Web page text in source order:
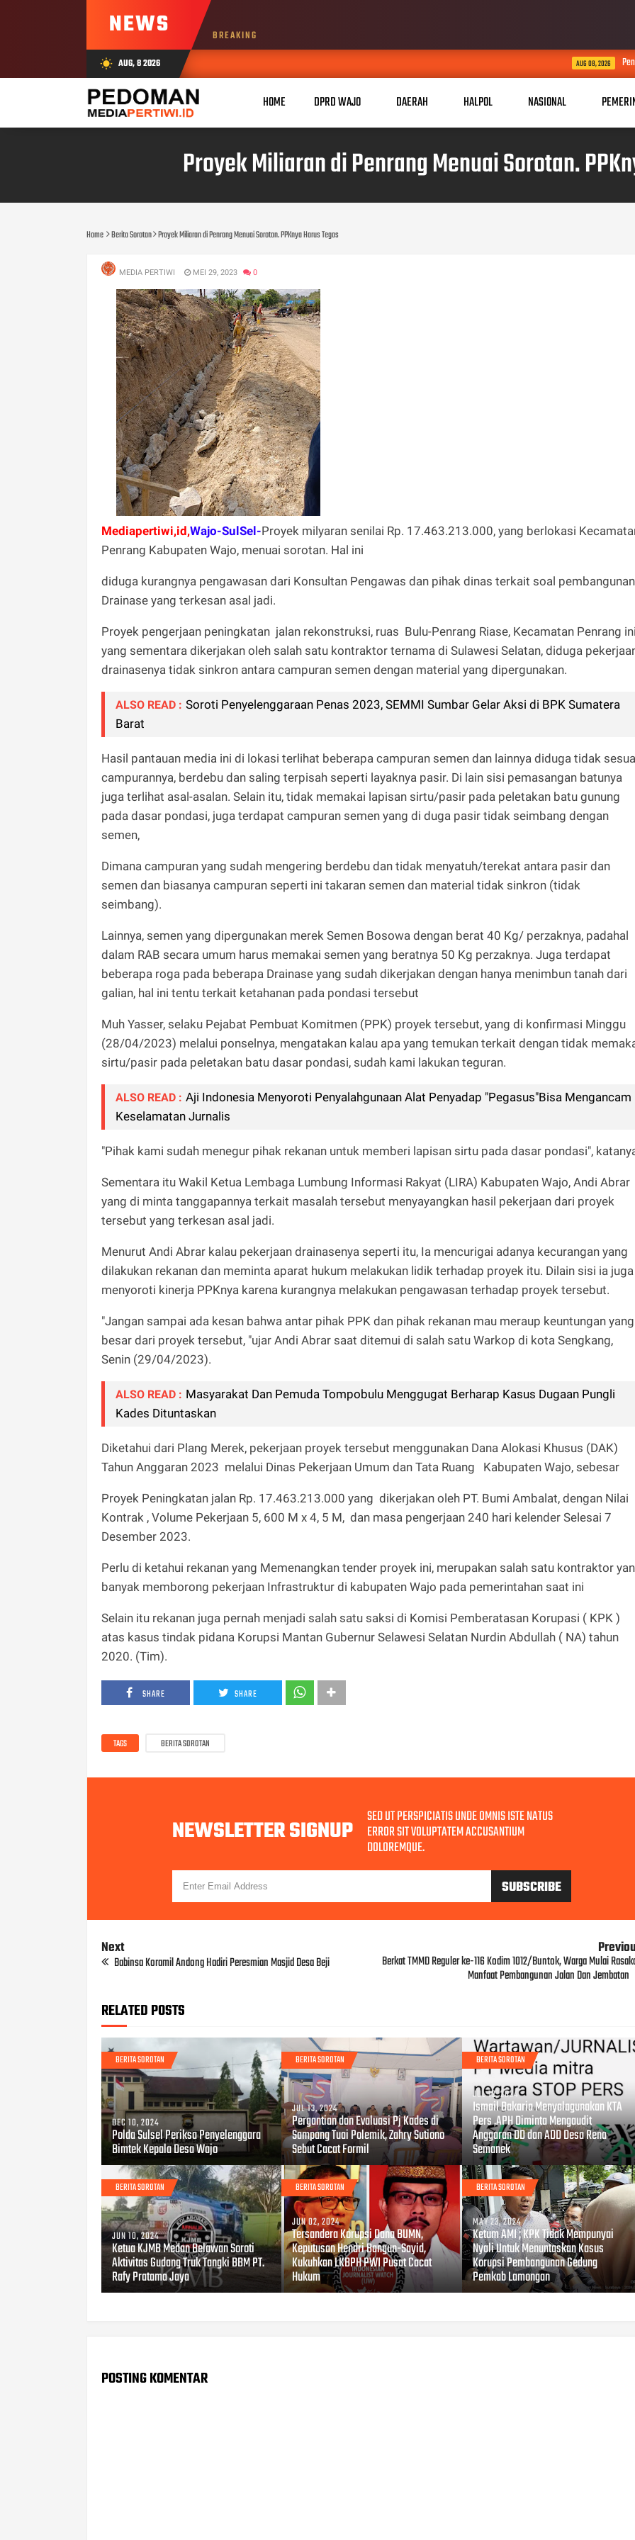
NEWS BREAKING
wb_sunny AUG, 8 2026 Pengacara Senior
HOME DPRD WAJO DAERAH HALPOL NASIONAL
Proyek Miliaran di Penrang Menuai Sorotan.
Home Berita Sorotan Proyek Miliaran di Penrang Menuai Sorotan. PPKnya Harus Tegas
MEDIA PERTIWI MEI 29, 2023 0
Mediapertiwi,id,Wajo-SulSel-Proyek milyaran senilai Rp. 17.463.213.000, yang berlokasi
Penrang Kabupaten Wajo, menuai sorotan. Hal ini
diduga kurangnya pengawasan dari Konsultan Pengawas dan pihak dinas terkait soal pembangunan
Drainase yang terkesan asal jadi.
Proyek pengerjaan peningkatan jalan rekonstruksi, ruas Bulu-Penrang Riase, Kecamatan Penrang
yang sementara dikerjakan oleh salah satu kontraktor ternama di Sulawesi Selatan, diduga
drainasenya tidak sinkron antara campuran semen dengan material yang dipergunakan.
ALSO READ : Soroti Penyelenggaraan Penas 2023, SEMMI Sumbar Gelar Aksi di BPK Sumatera
Barat
Hasil pantauan media ini di lokasi terlihat beberapa campuran semen dan lainnya diduga tidak
campurannya, berdebu dan saling terpisah seperti layaknya pasir. Di lain sisi pemasangan batunya
juga terlihat asal-asalan. Selain itu, tidak memakai lapisan sirtu/pasir pada peletakan batu gunung
pada dasar pondasi, juga terdapat campuran semen yang di duga pasir tidak seimbang dengan
semen,
Dimana campuran yang sudah mengering berdebu dan tidak menyatuh/terekat antara pasir dan
semen dan biasanya campuran seperti ini takaran semen dan material tidak sinkron (tidak
seimbang).
Lainnya, semen yang dipergunakan merek Semen Bosowa dengan berat 40 Kg/ perzaknya, padahal
dalam RAB secara umum harus memakai semen yang beratnya 50 Kg perzaknya. Juga terdapat
beberapa roga pada beberapa Drainase yang sudah dikerjakan dengan hanya menimbun tanah dari
galian, hal ini tentu terkait ketahanan pada pondasi tersebut
Muh Yasser, selaku Pejabat Pembuat Komitmen (PPK) proyek tersebut, yang di konfirmasi Minggu
(28/04/2023) melalui ponselnya, mengatakan kalau apa yang temukan terkait dengan tidak
sirtu/pasir pada peletakan batu dasar pondasi, sudah kami lakukan teguran.
ALSO READ : Aji Indonesia Menyoroti Penyalahgunaan Alat Penyadap "Pegasus"Bisa Mengancam
Keselamatan Jurnalis
"Pihak kami sudah menegur pihak rekanan untuk memberi lapisan sirtu pada dasar pondasi",
Sementara itu Wakil Ketua Lembaga Lumbung Informasi Rakyat (LIRA) Kabupaten Wajo, Andi Abrar
yang di minta tanggapannya terkait masalah tersebut menyayangkan hasil pekerjaan dari proyek
tersebut yang terkesan asal jadi.
Menurut Andi Abrar kalau pekerjaan drainasenya seperti itu, Ia mencurigai adanya kecurangan yang
dilakukan rekanan dan meminta aparat hukum melakukan lidik terhadap proyek itu. Dilain sisi ia juga
menyoroti kinerja PPKnya karena kurangnya melakukan pengawasan terhadap proyek tersebut.
"Jangan sampai ada kesan bahwa antar pihak PPK dan pihak rekanan mau meraup keuntungan yang
besar dari proyek tersebut, "ujar Andi Abrar saat ditemui di salah satu Warkop di kota Sengkang,
Senin (29/04/2023).
ALSO READ : Masyarakat Dan Pemuda Tompobulu Menggugat Berharap Kasus Dugaan Pungli
Kades Dituntaskan
Diketahui dari Plang Merek, pekerjaan proyek tersebut menggunakan Dana Alokasi Khusus (DAK)
Tahun Anggaran 2023 melalui Dinas Pekerjaan Umum dan Tata Ruang Kabupaten Wajo, sebesar
Proyek Peningkatan jalan Rp. 17.463.213.000 yang dikerjakan oleh PT. Bumi Ambalat, dengan Nilai
Kontrak , Volume Pekerjaan 5, 600 M x 4, 5 M, dan masa pengerjaan 240 hari kelender Selesai 7
Desember 2023.
Perlu di ketahui rekanan yang Memenangkan tender proyek ini, merupakan salah satu kontraktor
banyak memborong pekerjaan Infrastruktur di kabupaten Wajo pada pemerintahan saat ini
Selain itu rekanan juga pernah menjadi salah satu saksi di Komisi Pemberatasan Korupasi ( KPK )
atas kasus tindak pidana Korupsi Mantan Gubernur Selawesi Selatan Nurdin Abdullah ( NA) tahun
2020. (Tim).
SHARE SHARE
TAGS BERITA SOROTAN
NEWSLETTER SIGNUP SED UT PERSPICIATIS UNDE OMNIS ISTE NATUS
ERROR SIT VOLUPTATEM ACCUSANTIUM
DOLOREMQUE.
Next
Babinsa Koramil Andong Hadiri Peresmian Masjid Desa Beji Berkat TMMD Reguler ke-116 Kodim 1012/Buntok, Warga Mulai
Manfaat Pembangunan Jalan Dan Jembatan
RELATED POSTS
BERITA SOROTAN
DEC 10, 2024
Polda Sulsel Periksa Penyelenggara
Bimtek Kepala Desa Wajo
BERITA SOROTAN
JUL 13, 2024
Pergantian dan Evaluasi Pj Kades di
Sampang Tuai Polemik, Zahry Sutiono
Sebut Cacat Formil
BERITA SOROTAN
JUL 12, 2024
Ismail Bakaria Menyalagunakan KTA
Pers ,APH Diminta Mengaudit
Anggaran DD dan ADD Desa Rena
Semanek
BERITA SOROTAN
JUN 10, 2024
Ketua KJMB Medan Belawan Soroti
Aktivitas Gudang Truk Tangki BBM PT.
Rafy Pratama Jaya
BERITA SOROTAN
JUN 02, 2024
Tersandera Korupsi Dana BUMN,
Keputusan Hendri Bangun-Sayid,
Kukuhkan LKBPH PWI Pusat Cacat
Hukum
BERITA SOROTAN
MAY 23, 2024
Ketum AMI ; KPK Tidak Mempunyai
Nyali Untuk Menuntaskan Kasus
Korupsi Pembangunan Gedung
Pemkab Lamongan
POSTING KOMENTAR